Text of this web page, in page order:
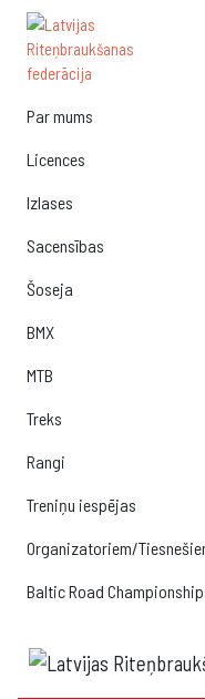
Par mums
Licences
Izlases
Sacensības
Šoseja
BMX
MTB
Treks
Rangi
Treniņu iespējas
Organizatoriem/
Baltic Road